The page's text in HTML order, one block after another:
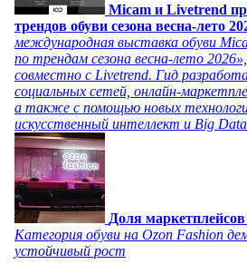
Micam и Livetrend
трендов обуви сезона весна-лето
международная выставка обуви
по трендам сезона весна-лето
совместно с Livetrend. Гид
социальных сетей, онлайн-
а также с помощью новых
искусственный интеллект и Big
Доля маркетплейсов
Категория обуви на Ozon Fashion
устойчивый рост